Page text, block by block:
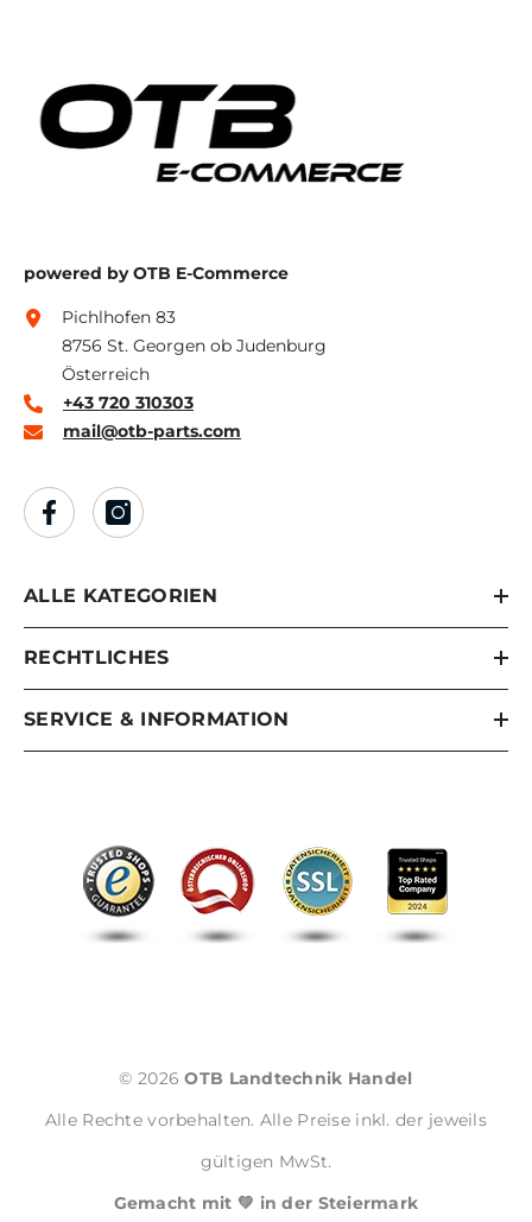
powered by OTB E-Commerce
Pichlhofen 83
8756 St. Georgen ob Judenburg
Österreich
+43 720 310303
mail@otb-parts.com
ALLE KATEGORIEN
RECHTLICHES
SERVICE & INFORMATION
© 2026OTB Landtechnik Handel
Alle Rechte vorbehalten. Alle Preise inkl. der jeweils
gültigen MwSt.
Gemacht mit 💚 in der Steiermark